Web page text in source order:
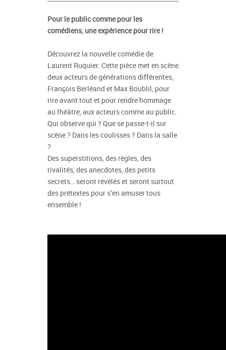
Pour le public comme pour les
comédiens, une expérience pour rire !
Découvrez la nouvelle comédie de
Laurent Ruquier. Cette pièce met en scène
deux acteurs de générations différentes,
François Berléand et Max Boublil, pour
rire avant tout et pour rendre hommage
au théâtre, aux acteurs comme au public.
Qui observe qui ? Que se passe-t-il sur
scène ? Dans les coulisses ? Dans la salle
?
Des superstitions, des règles, des
rivalités, des anecdotes, des petits
secrets… seront révélés et seront surtout
des prétextes pour s’en amuser tous
ensemble !